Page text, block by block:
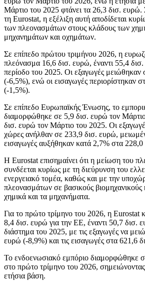
Μάρτιο του 2025 φτάνει τα 26,3 δισ.
τη Eurostat, η εξέλιξη αυτή αποδίδεται
των πλεονασμάτων στους κλάδους των
μηχανημάτων και οχημάτων.
Σε επίπεδο πρώτου τριμήνου 2026, η
πλεόνασμα 16,6 δισ. ευρώ, έναντι 55,4 δισ.
περίοδο του 2025. Οι εξαγωγές
(-6,5%), ενώ οι εισαγωγές περιορίστηκαν
(-1,5%).
Σε επίπεδο Ευρωπαϊκής Ένωσης, το
διαμορφώθηκε σε 5,9 δισ. ευρώ τον
δισ. ευρώ τον Μάρτιο του 2025. Οι
χώρες ανήλθαν σε 233,9 δισ. ευρώ,
εισαγωγές αυξήθηκαν κατά 2,7% στα
Η Eurostat επισημαίνει ότι η μείωση του
συνδέεται κυρίως με τη διεύρυνση του
ενεργειακό τομέα, καθώς και με την
πλεονασμάτων σε βασικούς
χημικά και τα μηχανήματα.
Για το πρώτο τρίμηνο του 2026, η Eurostat
8,4 δισ. ευρώ για την ΕΕ, έναντι 50,7 δισ.
διάστημα του 2025, με τις εξαγωγές να
ευρώ (-8,9%) και τις εισαγωγές στα 621,6
Το ενδοενωσιακό εμπόριο διαμορφώθηκε
στο πρώτο τρίμηνο του 2026,
ετήσια βάση.